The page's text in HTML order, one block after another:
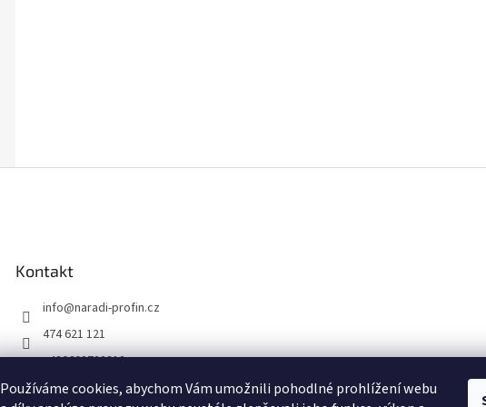
Používáme cookies, abychom Vám umožnili pohodlné prohlížení webu
Kontakt
info@naradi-profin.cz
474 621 121
+420608722812
https://www.facebook.co